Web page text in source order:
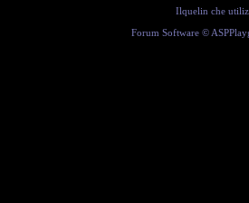
Ilquelin che
Forum Software ©